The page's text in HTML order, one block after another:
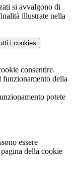
si avvalgono di
illustrate nella
i cookies
consentire.
funzionamento della
potete
essere
della cookie